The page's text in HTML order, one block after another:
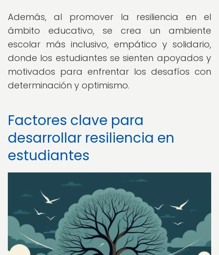
Además, al promover la resiliencia en el
ámbito educativo, se crea un ambiente
escolar más inclusivo, empático y solidario,
donde los estudiantes se sienten apoyados y
motivados para enfrentar los desafíos con
determinación y optimismo.
Factores clave para
desarrollar resiliencia en
estudiantes